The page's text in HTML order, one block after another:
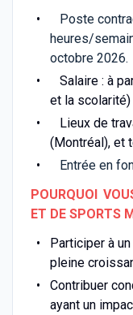
Poste
heures/
octobre 2026.
Salaire : à
et la scolarité)
Lieux de
(Montréal), et
Entrée en
POURQUOI
ET DE SPORTS
Participer à
pleine
Contribuer
ayant un